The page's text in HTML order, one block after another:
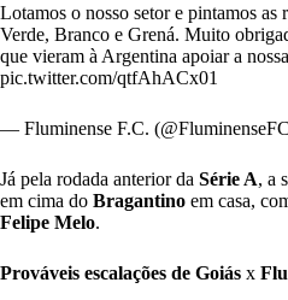
Lotamos o nosso setor e pintamos as
Verde, Branco e Grená. Muito
que vieram à Argentina apoiar a
pic.twitter.com/qtfAhACx01
— Fluminense F.C.
Já pela rodada anterior da Série A, a
em cima do Bragantino em casa,
Felipe Melo.
Prováveis escalações de Goiás x